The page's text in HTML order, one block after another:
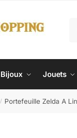
Bijoux Jouets
/ Portefeuille Zelda A